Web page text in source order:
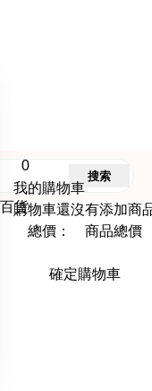
0
我的購物車
購物車還沒有添加商
總價： 商品總價
確定購物車
搜索